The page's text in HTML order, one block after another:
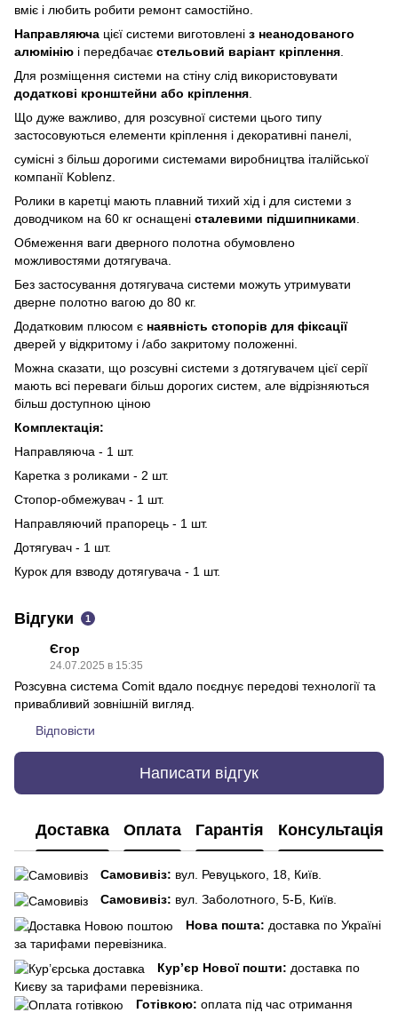
вміє і любить робити ремонт самостійно.
Направляюча цієї системи виготовлені з неанодованого
алюмінію і передбачає стельовий варіант кріплення
Для розміщення системи на стіну слід використовувати
додаткові кронштейни або кріплення
Що дуже важливо, для розсувної системи цього типу
застосовуються елементи кріплення і декоративні панелі,
сумісні з більш дорогими системами виробництва італійської
компанії Koblenz.
Ролики в каретці мають плавний тихий хід і для системи з
доводчиком на 60 кг оснащені сталевими підшипниками
Обмеження ваги дверного полотна обумовлено
можливостями дотягувача.
Без застосування дотягувача системи можуть утримувати
дверне полотно вагою до 80 кг.
Додатковим плюсом є наявність стопорів для фіксації
дверей у відкритому і /або закритому положенні.
Можна сказати, що розсувні системи з дотягувачем цієї серії
мають всі переваги більш дорогих систем, але відрізняються
більш доступною ціною
Комплектація:
Направляюча - 1 шт.
Каретка з роликами - 2 шт.
Стопор-обмежувач - 1 шт.
Направляючий прапорець - 1 шт.
Дотягувач - 1 шт.
Курок для взводу дотягувача - 1 шт.
Відгуки 1
Єгор
24.07.2025 в 15:35
Розсувна система Comit вдало поєднує передові технології та
привабливий зовнішній вигляд.
Відповісти
Написати відгук
Доставка Оплата Гарантія Консультація
Самовивіз: вул. Ревуцького, 18, Київ.
Самовивіз: вул. Заболотного, 5-Б, Київ.
Нова пошта: доставка по Україні
за тарифами перевізника.
Кур’єр Нової пошти: доставка по
Києву за тарифами перевізника.
Готівкою: оплата під час отримання